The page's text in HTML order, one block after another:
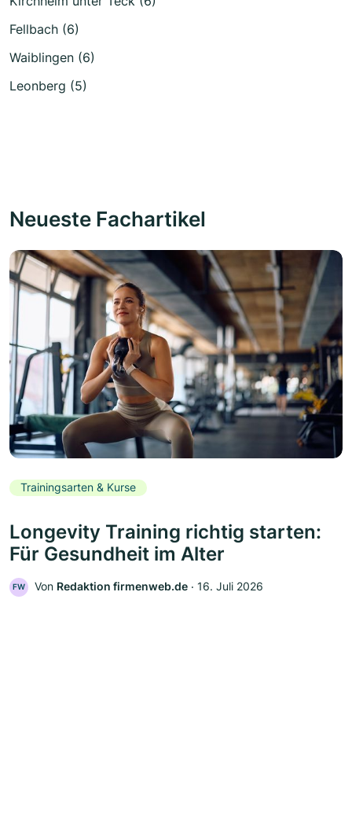
Fellbach (6)
Waiblingen (6)
Leonberg (5)
Neueste Fachartikel
Trainingsarten & Kurse
Longevity Training richtig starten:
Für Gesundheit im Alter
FW Von Redaktion firmenweb.de ‧ 16. Juli 2026